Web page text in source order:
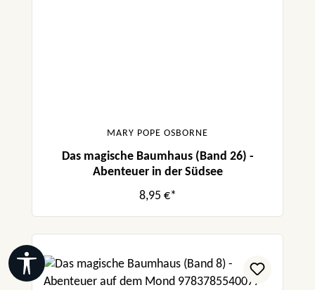
MARY POPE OSBORNE
Das magische Baumhaus (Band 26) -
Abenteuer in der Südsee
8,95 €*
Werkzeugleiste anzeigen